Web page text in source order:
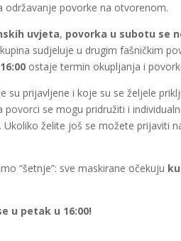
održavanje povorke na otvorenom.
uvjeta, povorka u subotu se
sudjeluje u drugim fašničkim
ostaje termin okupljanja i
su prijavljene i koje su se željele
se mogu pridružiti i
želite još se možete prijaviti
“šetnje”: sve maskirane očekuju
u petak u 16:00!